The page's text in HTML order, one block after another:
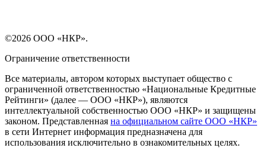
©2026 ООО «НКР».
Ограничение ответственности
Все материалы, автором которых выступает общество с
ограниченной ответственностью «Национальные Кредитные
Рейтинги» (далее — ООО «НКР»), являются
интеллектуальной собственностью ООО «НКР» и защищены
законом. Представленная на официальном сайте ООО «НКР»
в сети Интернет информация предназначена для
использования исключительно в ознакомительных целях.